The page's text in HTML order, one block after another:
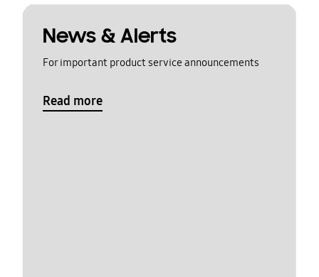
News & Alerts
For important product service announcements
Read more